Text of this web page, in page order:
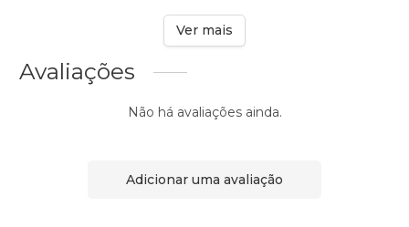
Ver mais
Avaliações
Não há avaliações ainda.
Adicionar uma avaliação